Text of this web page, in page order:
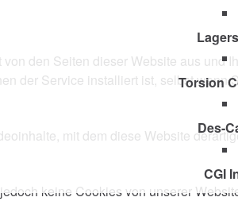
Torsion
Des-
CGI
den Seiten dieser Website aus und
der Service installiert ist, selbst wenn
mit dem diese Website
keine Cookies von unserer